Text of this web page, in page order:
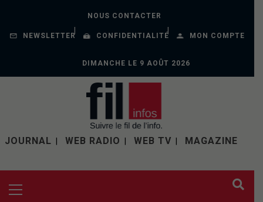
NOUS CONTACTER
NEWSLETTER CONFIDENTIALITÉ MON COMPTE
DIMANCHE LE 9 AOÛT 2026
JOURNAL WEB RADIO WEB TV MAGAZINE